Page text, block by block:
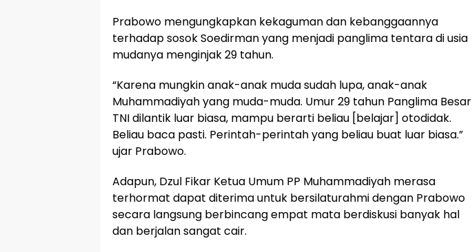
Prabowo mengungkapkan kekaguman dan kebanggaannya
terhadap sosok Soedirman yang menjadi panglima tentara di usia
mudanya menginjak 29 tahun.
“Karena mungkin anak-anak muda sudah lupa, anak-anak
Muhammadiyah yang muda-muda. Umur 29 tahun Panglima Besar
TNI dilantik luar biasa, mampu berarti beliau [belajar] otodidak.
Beliau baca pasti. Perintah-perintah yang beliau buat luar biasa.”
ujar Prabowo.
Adapun, Dzul Fikar Ketua Umum PP Muhammadiyah merasa
terhormat dapat diterima untuk bersilaturahmi dengan Prabowo
secara langsung berbincang empat mata berdiskusi banyak hal
dan berjalan sangat cair.